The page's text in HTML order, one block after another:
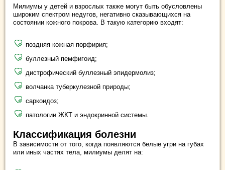
Милиумы у детей и взрослых также могут быть обусловлены
широким спектром недугов, негативно сказывающихся на
состоянии кожного покрова. В такую категорию входят:
поздняя кожная порфирия;
буллезный пемфигоид;
дистрофический буллезный эпидермолиз;
волчанка туберкулезной природы;
саркоидоз;
патологии ЖКТ и эндокринной системы.
Классификация болезни
В зависимости от того, когда появляются белые угри на губах
или иных частях тела, милиумы делят на: